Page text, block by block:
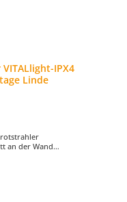
IPX4
Linde
an der Wand